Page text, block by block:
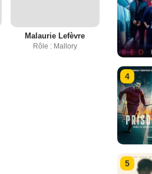
Malaurie Lefèvre
Rôle : Mallory
4
5